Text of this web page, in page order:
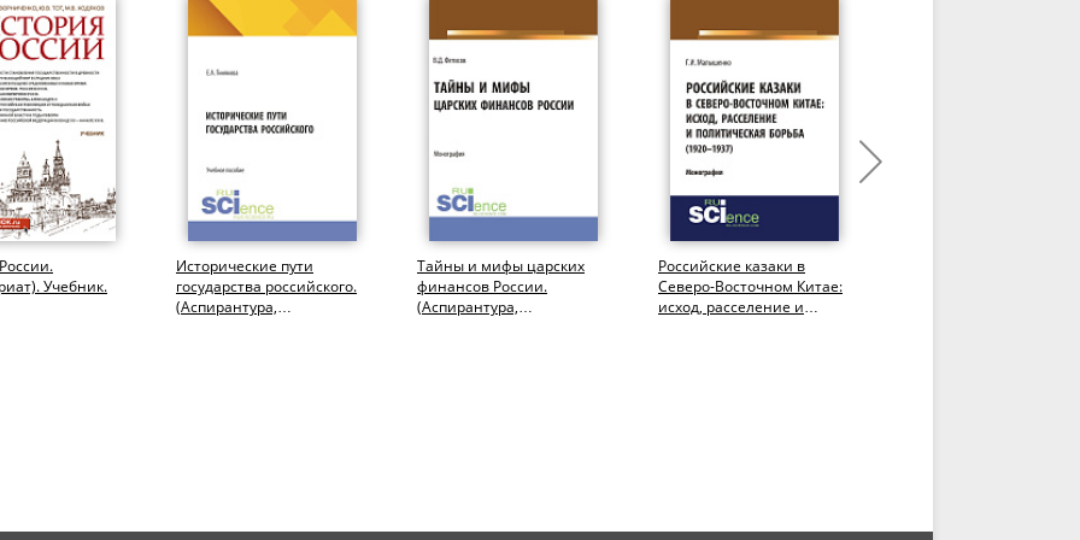
Учебник.
Исторические пути
государства российского.
(Аспирантура,
Тайны и мифы царских
финансов России.
(Аспирантура,
Российские казаки в
Северо-Восточном Китае:
исход, расселение и